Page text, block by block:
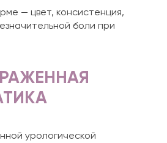
— цвет, консистенция,
боли при
урологической